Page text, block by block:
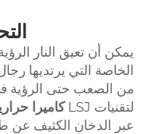
يمكن أن تعيق النار
الخاصة التي يرتديها
من الصعب حتى الرؤية
لتقنيات LSJ
كاميرا
عبر الدخان الكثيف